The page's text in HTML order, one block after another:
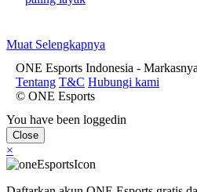
Muat Selengkapnya
ONE Esports Indonesia -
Tentang T&C Hubungi kami
© ONE Esports
You have been loggedin
Close
×